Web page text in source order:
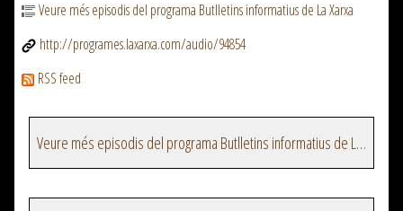
Veure més episodis del programa Butlletins informatius de La Xarxa
http://programes.laxarxa.com/audio/94854
RSS feed
Veure més episodis del programa Butlletins informatius de La Xarxa